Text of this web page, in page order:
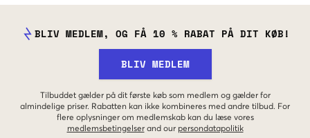
BLIV MEDLEM, OG FÅ 10 % RABAT PÅ DIT KØB!
BLIV MEDLEM
Tilbuddet gælder på dit første køb som medlem og gælder for
almindelige priser. Rabatten kan ikke kombineres med andre tilbud. For
flere oplysninger om medlemskab kan du læse vores
medlemsbetingelser and our persondatapolitik